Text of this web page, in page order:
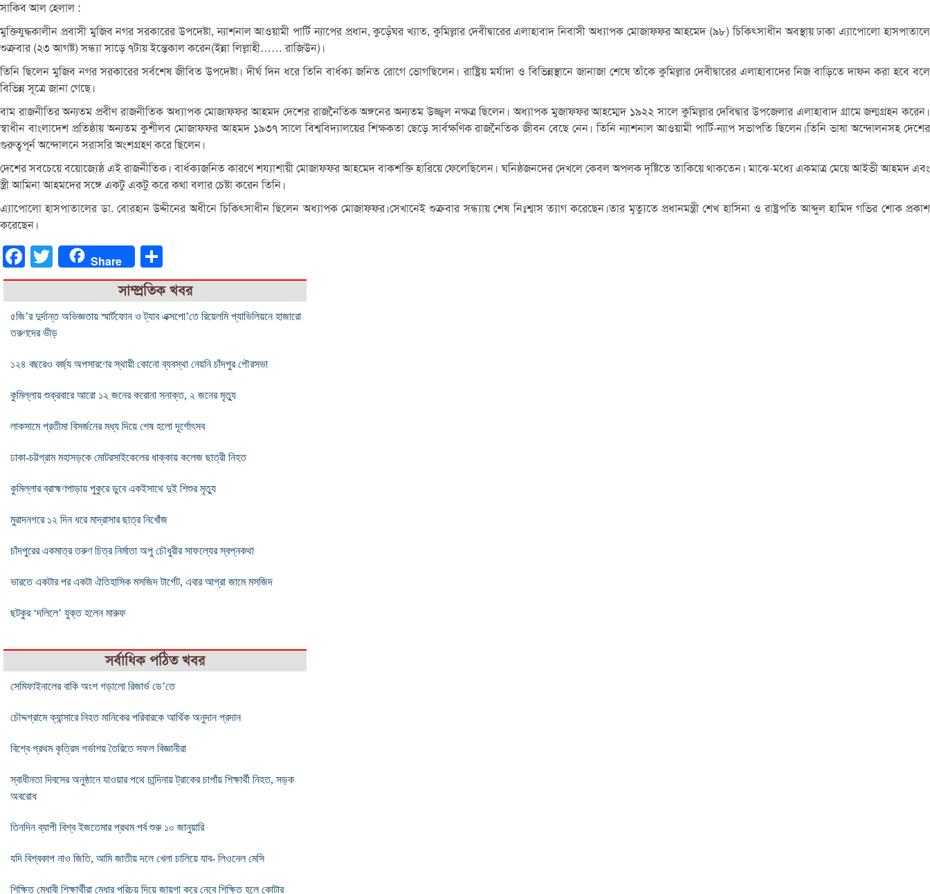
সাকিব আল হেলাল :
মুক্তিযুদ্ধকালীন প্রবাসী মুজিব নগর সরকারের উপদেষ্টা, ন্যাশনাল আওয়ামী পার্টি ন্যাপের প্রধান, কুড়েঁঘর খ্যাত, কুমিল্লার দেবীদ্বারের এলাহাবাদ নিবাসী অধ্যাপক মোজাফ্ফর আহমেদ (৯৮) চিকিৎসাধীন অবস্থায় ঢাকা এ্যাপোলো হাসপাতালে
শুক্রবার (২৩ আগষ্ট) সন্ধ্যা সাড়ে ৭টায় ইন্তেকাল করেন(ইন্না লিল্লাহী…… রাজিউন)।
তিনি ছিলেন মুজিব নগর সরকারের সর্বশেষ জীবিত উপদেষ্টা। দীর্ঘ দিন ধরে তিনি বার্ধক্য জনিত রোগে ভোগছিলেন। রাষ্ট্রিয় মর্যাদা ও বিভিন্নস্থানে জানাজা শেষে তাঁকে কুমিল্লার দেবীদ্বারের এলাহাবাদের নিজ বাড়িতে দাফন করা হবে বলে
বিভিন্ন সূত্রে জানা গেছে।
বাম রাজনীতির অন্যতম প্রবীণ রাজনীতিক অধ্যাপক মোজাফফর আহমদ দেশের রাজনৈতিক অঙ্গনের অন্যতম উজ্জ্বল নক্ষত্র ছিলেন। অধ্যাপক মুজাফফর আহম্মেদ ১৯২২ সালে কুমিল্লার দেবিদ্বার উপজেলার এলাহাবাদ গ্রামে জন্মগ্রহন করেন।
স্বাধীন বাংলাদেশ প্রতিষ্ঠায় অন্যতম কুশীলব মোজাফফর আহমদ ১৯৩৭ সালে বিশ্ববিদ্যালয়ের শিক্ষকতা ছেড়ে সার্বক্ষণিক রাজনৈতিক জীবন বেছে নেন। তিনি ন্যাশনাল আওয়ামী পার্টি-ন্যাপ সভাপতি ছিলেন।তিনি ভাষা অন্দোলনসহ দেশের
গুরুত্বপূর্ন অন্দোলনে সরাসরি অংশগ্রহণ করে ছিলেন।
দেশের সবচেয়ে বয়োজ্যেষ্ঠ এই রাজনীতিক। বার্ধক্যজনিত কারণে শয্যাশায়ী মোজাফফর আহমেদ বাকশক্তি হারিয়ে ফেলেছিলেন। ঘনিষ্ঠজনদের দেখলে কেবল অপলক দৃষ্টিতে তাকিয়ে থাকতেন। মাঝে-মধ্যে একমাত্র মেয়ে আইভী আহমদ এবং
স্ত্রী আমিনা আহমদের সঙ্গে একটু একটু করে কথা বলার চেষ্টা করেন তিনি।
এ্যাপোলো হাসপাতালের ডা. বোরহান উদ্দীনের অধীনে চিকিৎসাধীন ছিলেন অধ্যাপক মোজাফফর।সেখানেই শুক্রবার সন্ধ্যায় শেষ নিঃশ্বাস ত্যাগ করেছেন।তার মৃত্যুতে প্রধানমন্ত্রী শেখ হাসিনা ও রাষ্ট্রপতি আব্দুল হামিদ গভির শোক প্রকাশ
করেছেন।
FacebookTwitter Share
সাম্প্রতিক খবর
৫জি’র দুর্দান্ত অভিজ্ঞতায় স্মার্টফোন ও ট্যাব এক্সপো’তে রিয়েলমি প্যাভিলিয়নে হাজারো
তরুণদের ভীড়
১২৪ বছরেও বর্জ্য অপসারণের স্থায়ী কোনো ব্যবস্থা নেয়নি চাঁদপুর পৌরসভা
কুমিল্লায় শুক্রবারে আরো ১২ জনের করোনা সনাক্ত, ২ জনের মৃত্যু
লাকসামে প্রতীমা বিসর্জনের মধ্য দিয়ে শেষ হলো দূর্গোৎসব
ঢাকা-চট্টগ্রাম মহাসড়কে মোটরসাইকেলের ধাক্কায় কলেজ ছাত্রী নিহত
কুমিল্লার ব্রাহ্মণপাড়ায় পুকুরে ডুবে একইসাথে দুই শিশুর মৃত্যু
মুরাদনগরে ১২ দিন ধরে মাদ্রাসার ছাত্র নিখোঁজ
চাঁদপুরের একমাত্র তরুণ চিত্র নির্মাতা অপু চৌধুরীর সাফল্যের স্বপ্নকথা
ভারতে একটার পর একটা ঐতিহাসিক মসজিদ টার্গেট, এবার আগ্রা জামে মসজিদ
ছটকুর ‘দলিলে’ যুক্ত হলেন মারুফ
সর্বাধিক পঠিত খবর
সেমিফাইনালের বাকি অংশ গড়ালো রিজার্ভ ডে’তে
চৌদ্দগ্রামে ক্যান্সারে নিহত মানিকের পরিবারকে আর্থিক অনুদান প্রদান
বিশ্বে প্রথম কৃত্রিম গর্ভাশয় তৈরিতে সফল বিজ্ঞানীরা
স্বাধীনতা দিবসের অনুষ্ঠানে যাওয়ার পথে চান্দিনায় ট্রাকের চাপাঁয় শিক্ষার্থী নিহত, সড়ক
অবরোধ
তিনদিন ব্যাপী বিশ্ব ইজতেমার প্রথম পর্ব শুরু ১০ জানুয়ারি
যদি বিশ্বকাপ নাও জিতি, আমি জাতীয় দলে খেলা চালিয়ে যাব- লিওনেল মেসি
শিক্ষিত মেধাবী শিক্ষার্থীরা মেধার পরিচয় দিয়ে জায়গা করে নেবে শিক্ষিত হলে কোটার